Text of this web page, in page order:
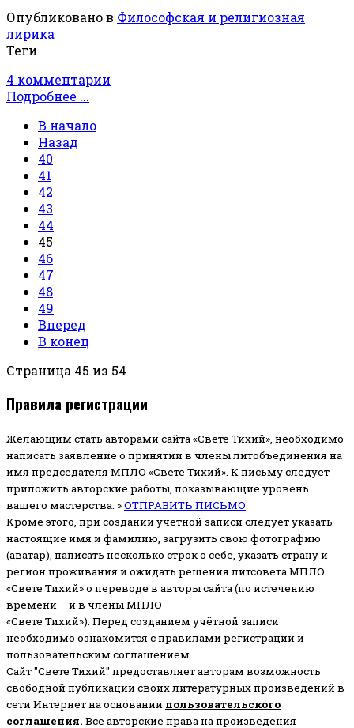
Опубликовано в Философская и религиозная
лирика
Теги
4 комментарии
Подробнее ...
В начало
Назад
40
41
42
43
44
45
46
47
48
49
Вперед
В конец
Страница 45 из 54
Правила регистрации
Желающим стать авторами сайта «Свете Тихий», необходимо
написать заявление о принятии в члены литобъединения на
имя председателя МПЛО «Свете Тихий». К письму следует
приложить авторские работы, показывающие уровень
вашего мастерства. »ОТПРАВИТЬ ПИСЬМО
Кроме этого, при создании учетной записи следует указать
настоящие имя и фамилию, загрузить свою фотографию
(аватар), написать несколько строк о себе, указать страну и
регион проживания и ожидать решения литсовета МПЛО
«Свете Тихий» о переводе в авторы сайта (по истечению
времени – и в члены МПЛО
«Свете Тихий»). Перед созданием учётной записи
необходимо ознакомится с правилами регистрации и
пользовательским соглашением.
Сайт "Свете Тихий" предоставляет авторам возможность
свободной публикации своих литературных произведений в
сети Интернет на основании пользовательского
соглашения. Все авторские права на произведения